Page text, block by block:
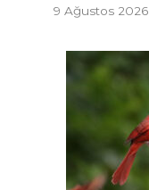
9 Ağustos 2026